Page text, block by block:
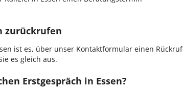
zurückrufen
ist es, über unser Kontaktformular einen Rückruf
es gleich aus.
Erstgespräch in Essen?